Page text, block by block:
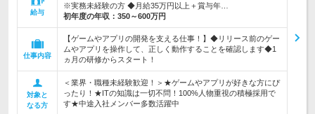
給与
※実務未経験の方 ◆月給35万円以上＋賞与年…
初年度の年収： 350～600万円
仕事内容
【ゲームやアプリの開発を支える仕事！】◆リリース前のゲー
ムやアプリを操作して、正しく動作することを確認します◆1
ヵ月の研修からスタート！
対象と
なる方
＜業界・職種未経験歓迎！＞★ゲームやアプリが好きな方にぴ
ったり！★ITの知識は一切不問！100%人物重視の積極採用で
す★中途入社メンバー多数活躍中